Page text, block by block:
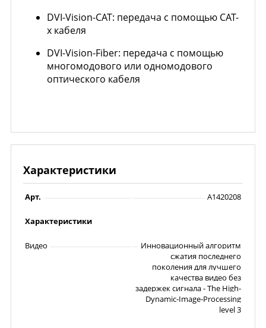
DVI-Vision-CAT: передача с помощью CAT-
х кабеля
DVI-Vision-Fiber: передача с помощью
многомодового или одномодового
оптического кабеля
Характеристики
Арт. A1420208
Характеристики
Видео
Инновационный алгоритм
сжатия последнего
поколения для лучшего
качества видео без
задержек сигнала - The High-
Dynamic-Image-Processing
level 3